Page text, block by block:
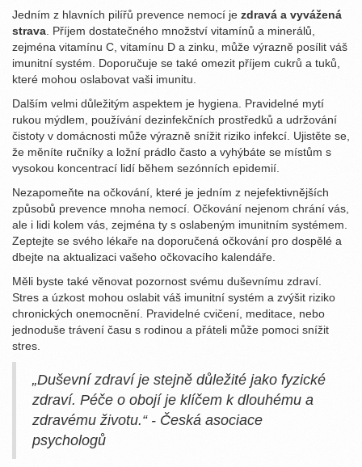
Jedním z hlavních pilířů prevence nemocí je zdravá a vyvážená
strava. Příjem dostatečného množství vitamínů a minerálů,
zejména vitamínu C, vitamínu D a zinku, může výrazně posílit váš
imunitní systém. Doporučuje se také omezit příjem cukrů a tuků,
které mohou oslabovat vaši imunitu.
Dalším velmi důležitým aspektem je hygiena. Pravidelné mytí
rukou mýdlem, používání dezinfekčních prostředků a udržování
čistoty v domácnosti může výrazně snížit riziko infekcí. Ujistěte se,
že měníte ručníky a ložní prádlo často a vyhýbáte se místům s
vysokou koncentrací lidí během sezónních epidemií.
Nezapomeňte na očkování, které je jedním z nejefektivnějších
způsobů prevence mnoha nemocí. Očkování nejenom chrání vás,
ale i lidi kolem vás, zejména ty s oslabeným imunitním systémem.
Zeptejte se svého lékaře na doporučená očkování pro dospělé a
dbejte na aktualizaci vašeho očkovacího kalendáře.
Měli byste také věnovat pozornost svému duševnímu zdraví.
Stres a úzkost mohou oslabit váš imunitní systém a zvýšit riziko
chronických onemocnění. Pravidelné cvičení, meditace, nebo
jednoduše trávení času s rodinou a přáteli může pomoci snížit
stres.
„Duševní zdraví je stejně důležité jako fyzické
zdraví. Péče o obojí je klíčem k dlouhému a
zdravému životu.“ - Česká asociace
psychologů